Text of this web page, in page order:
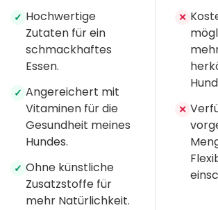
✓ Hochwertige
Zutaten für ein
schmackhaftes
Essen.
✓ Angereichert mit
Vitaminen für die
Gesundheit meines
Hundes.
✓ Ohne künstliche
Zusatzstoffe für
mehr Natürlichkeit.
✕
✕